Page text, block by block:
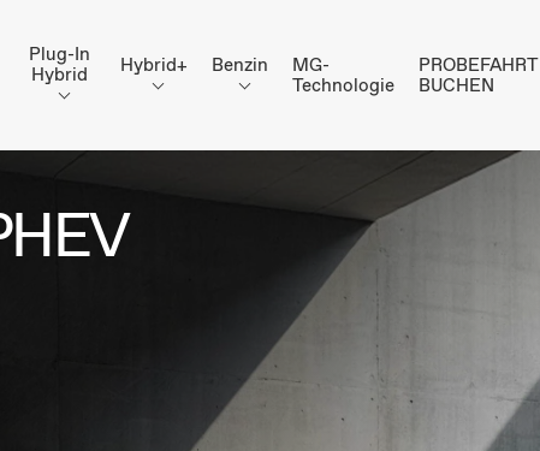
Plug-In
Hybrid+ Benzin
MG-
Technologie
PROBEFAHRT
BUCHEN